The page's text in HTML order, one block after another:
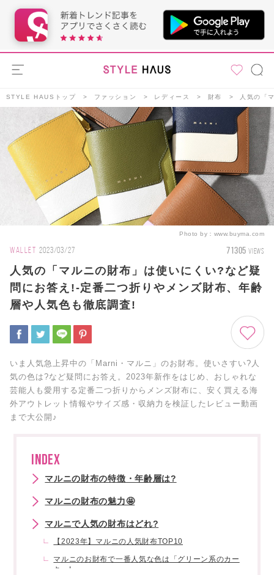
STYLE HAUSトップ ファッション レディース 財布 人気の「
Photo by： www.buyma.com
WALLET 2023/03/27 71305 VIEWS
人気の「マルニの財布」は使いにくい?など疑
問にお答え!-定番二つ折りやメンズ財布、年齢
層や人気色も徹底調査!
いま人気急上昇中の「Marni・マルニ」のお財布。使いさすい?人
気の色は?など疑問にお答え。2023年新作をはじめ、おしゃれな
芸能人も愛用する定番二つ折りからメンズ財布に、安く買える海
外アウトレット情報やサイズ感・収納力を検証したレビュー動画
まで大公開♪
INDEX
マルニの財布の特徴・年齢層は?
マルニの財布の魅力🤩
マルニで人気の財布はどれ?
【2023年】マルニの人気財布TOP10
マルニのお財布で一番人気な色は「グリーン系のカー
キ」!